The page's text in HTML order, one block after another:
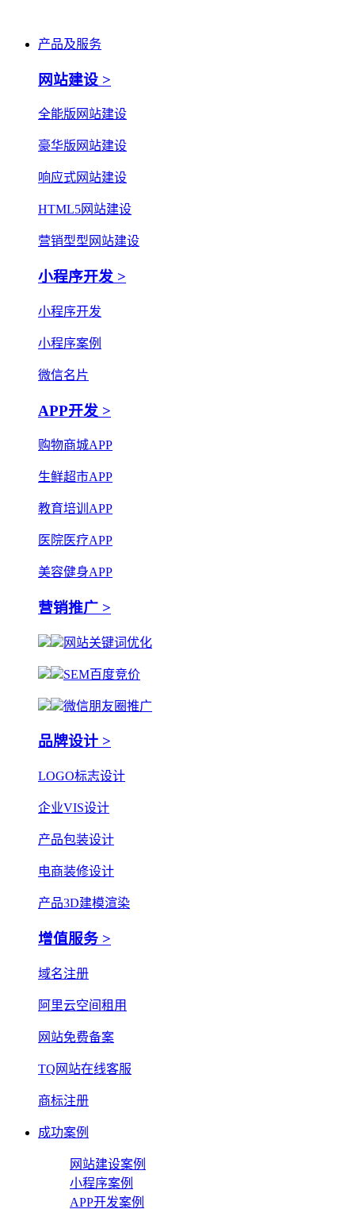
产品及服务
网站建设 >
全能版网站建设
豪华版网站建设
响应式网站建设
HTML5网站建设
营销型型网站建设
小程序开发 >
小程序开发
小程序案例
微信名片
APP开发 >
购物商城APP
生鲜超市APP
教育培训APP
医院医疗APP
美容健身APP
营销推广 >
网站关键词优化
SEM百度竞价
微信朋友圈推广
品牌设计 >
LOGO标志设计
企业VIS设计
产品包装设计
电商装修设计
产品3D建模渲染
增值服务 >
域名注册
阿里云空间租用
网站免费备案
TQ网站在线客服
商标注册
成功案例
网站建设案例
小程序案例
APP开发案例